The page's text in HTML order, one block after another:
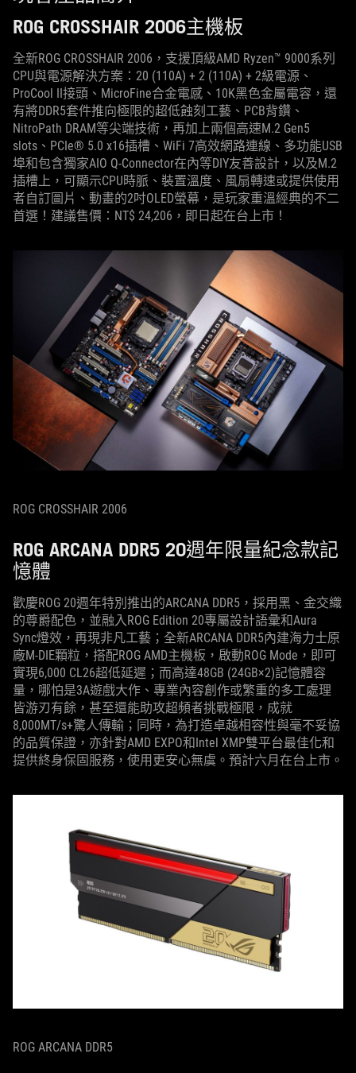
ROG CROSSHAIR 2006主機板
全新ROG CROSSHAIR 2006，支援頂級AMD Ryzen™ 9000系列
CPU與電源解決方案：20 (110A) + 2 (110A) + 2級電源、
ProCool II接頭、MicroFine合金電感、10K黑色金屬電容，還
有將DDR5套件推向極限的超低蝕刻工藝、PCB背鑽、
NitroPath DRAM等尖端技術，再加上兩個高速M.2 Gen5
slots、PCIe® 5.0 x16插槽、WiFi 7高效網路連線、多功能USB
埠和包含獨家AIO Q-Connector在內等DIY友善設計，以及M.2
插槽上，可顯示CPU時脈、裝置溫度、風扇轉速或提供使用
者自訂圖片、動畫的2吋OLED螢幕，是玩家重溫經典的不二
首選！建議售價：NT$ 24,206，即日起在台上市！
ROG CROSSHAIR 2006
ROG ARCANA DDR5 20週年限量紀念款記
憶體
歡慶ROG 20週年特別推出的ARCANA DDR5，採用黑、金交織
的尊爵配色，並融入ROG Edition 20專屬設計語彙和Aura
Sync燈效，再現非凡工藝；全新ARCANA DDR5內建海力士原
廠M-DIE顆粒，搭配ROG AMD主機板，啟動ROG Mode，即可
實現6,000 CL26超低延遲；而高達48GB (24GB×2)記憶體容
量，哪怕是3A遊戲大作、專業內容創作或繁重的多工處理
皆游刃有餘，甚至還能助攻超頻者挑戰極限，成就
8,000MT/s+驚人傳輸；同時，為打造卓越相容性與毫不妥協
的品質保證，亦針對AMD EXPO和Intel XMP雙平台最佳化和
提供終身保固服務，使用更安心無虞。預計六月在台上市。
ROG ARCANA DDR5